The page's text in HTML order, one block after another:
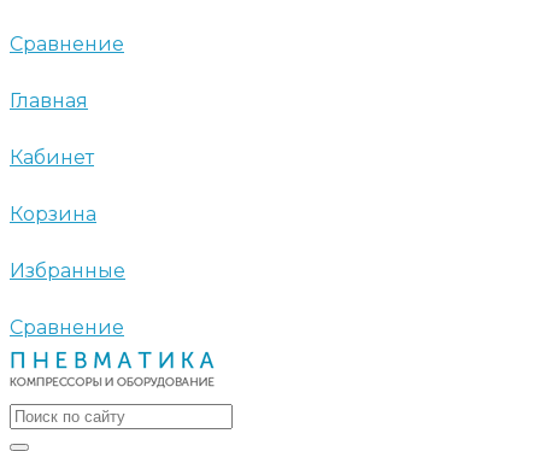
Сравнение
Главная
Кабинет
Корзина
Избранные
Сравнение